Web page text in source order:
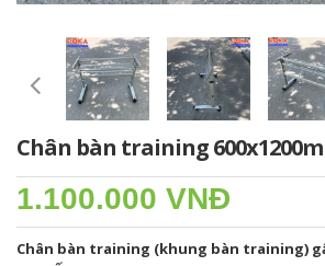
Chân bàn training
1.100.000 VNĐ
Chân bàn training (khung bàn training)